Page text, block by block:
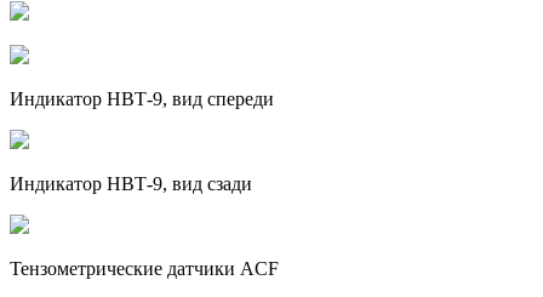
Индикатор НВТ-9, вид спереди
Индикатор НВТ-9, вид сзади
Тензометрические датчики ACF